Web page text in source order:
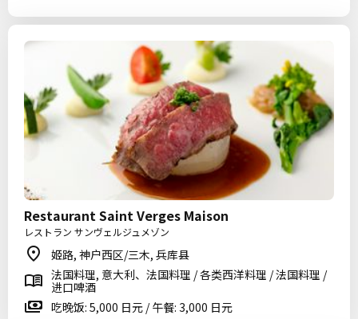
Restaurant Saint Verges Maison
レストラン サンヴェルジュメゾン
姬路, 神户西区/三木, 兵库县
法国料理, 意大利、法国料理 / 各类西洋料理 / 法国料理 /
进口啤酒
吃晚饭: 5,000 日元 / 午餐: 3,000 日元